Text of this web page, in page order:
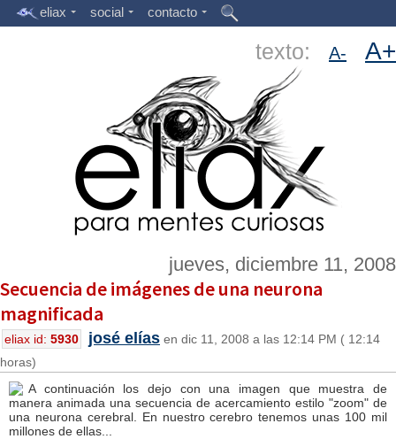
eliax social contacto
texto: A- A+
jueves, diciembre 11, 2008
Secuencia de imágenes de una neurona
magnificada
eliax id: 5930 josé elías en dic 11, 2008 a las 12:14 PM ( 12:14
horas)
A continuación los dejo con una imagen que muestra de
manera animada una secuencia de acercamiento estilo "zoom" de
una neurona cerebral. En nuestro cerebro tenemos unas 100 mil
millones de ellas...